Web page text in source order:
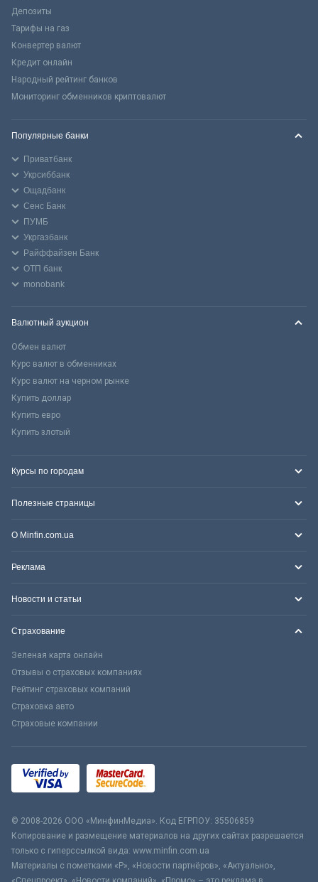
Депозиты
Тарифы на газ
Конвертер валют
Кредит онлайн
Народный рейтинг банков
Мониторинг обменников криптовалют
Популярные банки
Приватбанк
Укрсиббанк
Ощадбанк
Сенс Банк
ПУМБ
Укргазбанк
Райффайзен Банк
ОТП банк
monobank
Валютный аукцион
Обмен валют
Курс валют в обменниках
Курс валют на черном рынке
Купить доллар
Купить евро
Купить злотый
Курсы по городам
Полезные страницы
О Minfin.com.ua
Реклама
Новости и статьи
Страхование
Зеленая карта онлайн
Отзывы о страховых компаниях
Рейтинг страховых компаний
Страховка авто
Страховые компании
© 2008-2026 ООО «МинфинМедиа». Код ЕГРПОУ: 35506859
Копирование и размещение материалов на других сайтах разрешается
только с гиперссылкой вида: www.minfin.com.ua
Материалы с пометками «Р», «Новости партнёров», «Актуально»,